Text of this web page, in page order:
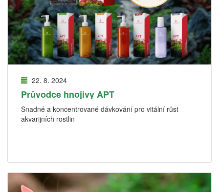
22. 8. 2024
Průvodce hnojivy APT
Snadné a koncentrované dávkování pro vitální růst
akvarijních rostlin